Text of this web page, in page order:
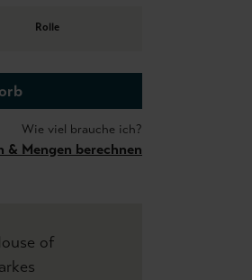
Rolle
Wie viel brauche ich?
& Mengen berechnen
of